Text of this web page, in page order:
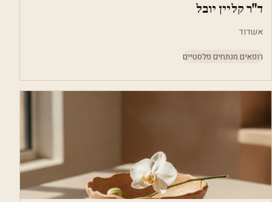
ד"ר קליין יובל
אשדוד
רופאים מנתחים פלסטיים